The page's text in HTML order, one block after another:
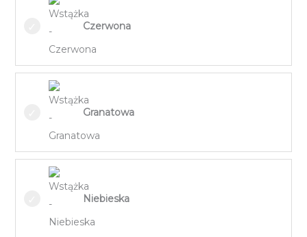
Czerwona
Granatowa
Niebieska